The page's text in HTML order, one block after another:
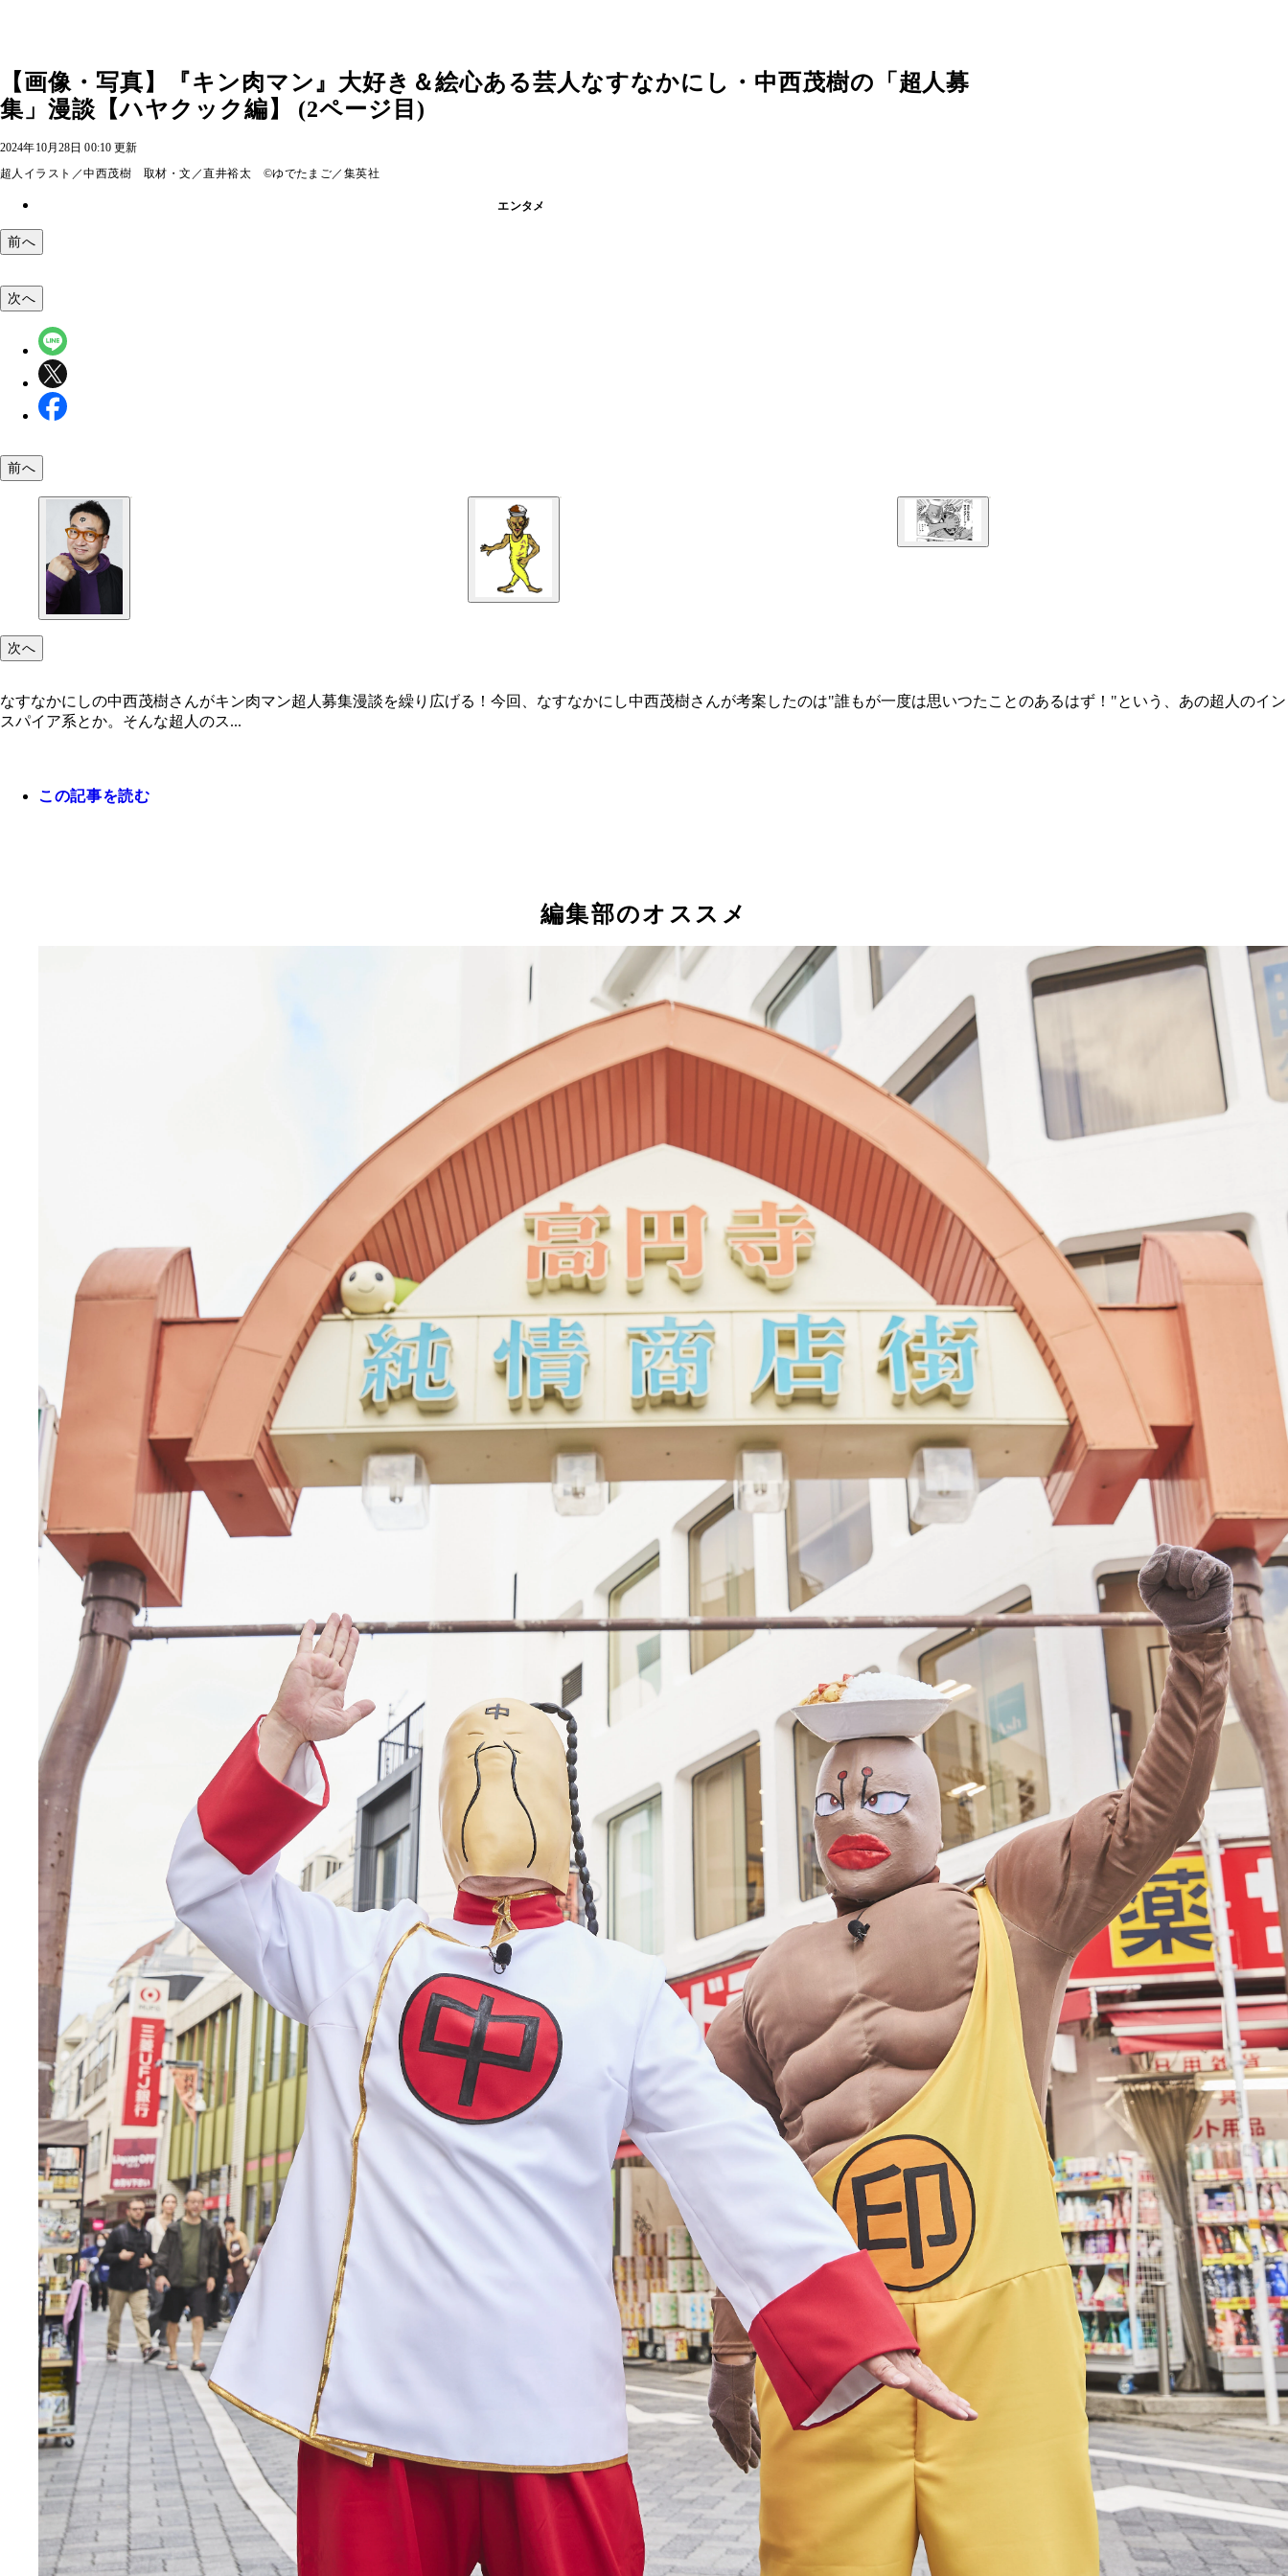
【画像・写真】『キン肉マン』大好き＆絵心ある芸人なすなかにし・中西茂樹の「超人募
集」漫談【ハヤクック編】 (2ページ目)
2024年10月28日 00:10 更新
超人イラスト／中西茂樹 取材・文／直井裕太 ©ゆでたまご／集英社
エンタメ
前へ
なすなかにしの中西茂樹さんがキン肉マン超人募集漫談を繰り広げる！
なすなかにし中西さん考案超人「ハヤクック」
次へ
前へ
次へ
なすなかにしの中西茂樹さんがキン肉マン超人募集漫談を繰り広げる！今回、なすなかにし中西茂樹さんが考案したのは"誰もが一度は思いつたことのあるはず！"という、あの超人のイン
スパイア系とか。そんな超人のス...
この記事を読む
編集部のオススメ